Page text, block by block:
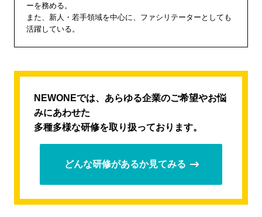
height="
104">
ーを務める。
また、新人・若手領域を中心に、ファシリテーターとしても
活躍している。
NEWONEでは、あらゆる企業のご希望やお悩
みにあわせた
多種多様な研修を取り扱っております。
どんな研修があるか見てみる